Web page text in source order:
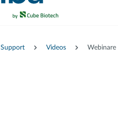
Support Videos Webinare